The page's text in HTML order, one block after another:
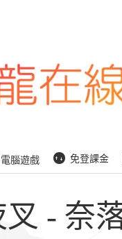
電腦遊戲 免登課金
叉 - 奈